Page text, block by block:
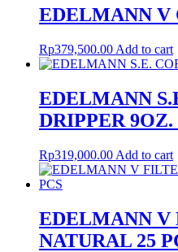
EDELMANN V
Rp379,500.00 Add to cart
EDELMANN
DRIPPER
Rp319,000.00 Add to cart
EDELMANN V
NATURAL 25